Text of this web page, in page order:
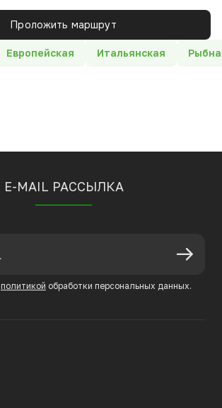
Проложить маршрут
Европейская Итальянская
E-MAIL РАССЫЛКА
политикой обработки персональных данных.